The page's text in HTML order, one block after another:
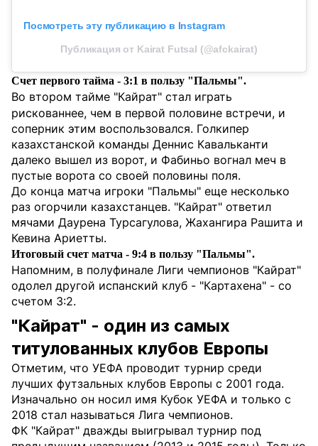
Посмотреть эту публикацию в Instagram
Публикация от Kairat Futsal (@afckairat)
Счет первого тайма - 3:1 в пользу "Пальмы".
Во втором тайме "Кайрат" стал играть
рискованнее, чем в первой половине встречи, и
соперник этим воспользовался. Голкипер
казахстанской команды Деннис Кавальканти
далеко вышел из ворот, и Фабиньо вогнал меч в
пустые ворота со своей половины поля.
До конца матча игроки "Пальмы" еще несколько
раз огорчили казахстанцев. "Кайрат" ответил
мячами Даурена Турсагулова, Жахангира Рашита и
Кевина Ариетты.
Итоговый счет матча - 9:4 в пользу "Пальмы".
Напомним, в полуфинале Лиги чемпионов "Кайрат"
одолел другой испанский клуб - "Картахена" - со
счетом 3:2.
"Кайрат" - один из самых
титулованных клубов Европы
Отметим, что УЕФА проводит турнир среди
лучших футзальных клубов Европы с 2001 года.
Изначально он носил имя Кубок УЕФА и только с
2018 стал называться Лига чемпионов.
ФК "Кайрат" дважды выигрывал турнир под